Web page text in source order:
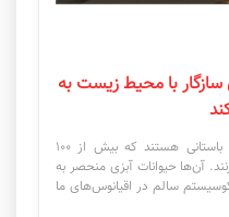
سازگار با محیط زیست به
لاک‌پشت‌های دریایی موجودات دریایی باستانی هستند که بیش از ۱۰۰
آن‌ها حیوانات آبزی منحصر به
سالم در اقیانوس‌های ما